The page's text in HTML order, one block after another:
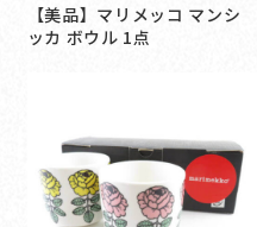
【美品】マリメッコ マンシ
ッカ ボウル 1点